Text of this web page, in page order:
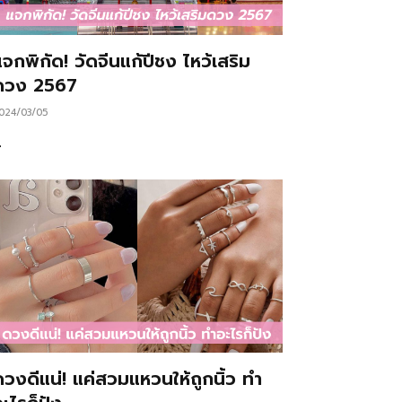
กพิกัด! วัดจีนแก้ปีชง ไหว้เสริม
ง 2567
03/05
งดีแน่! แค่สวมแหวนให้ถูกนิ้ว ทำ